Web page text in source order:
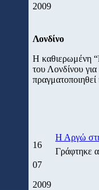
2009
Λονδίνο
Η καθιερωμένη
του Λονδίνου
πραγματοποιηθεί
16
07
2009
Η Αργώ
Γράφτηκε